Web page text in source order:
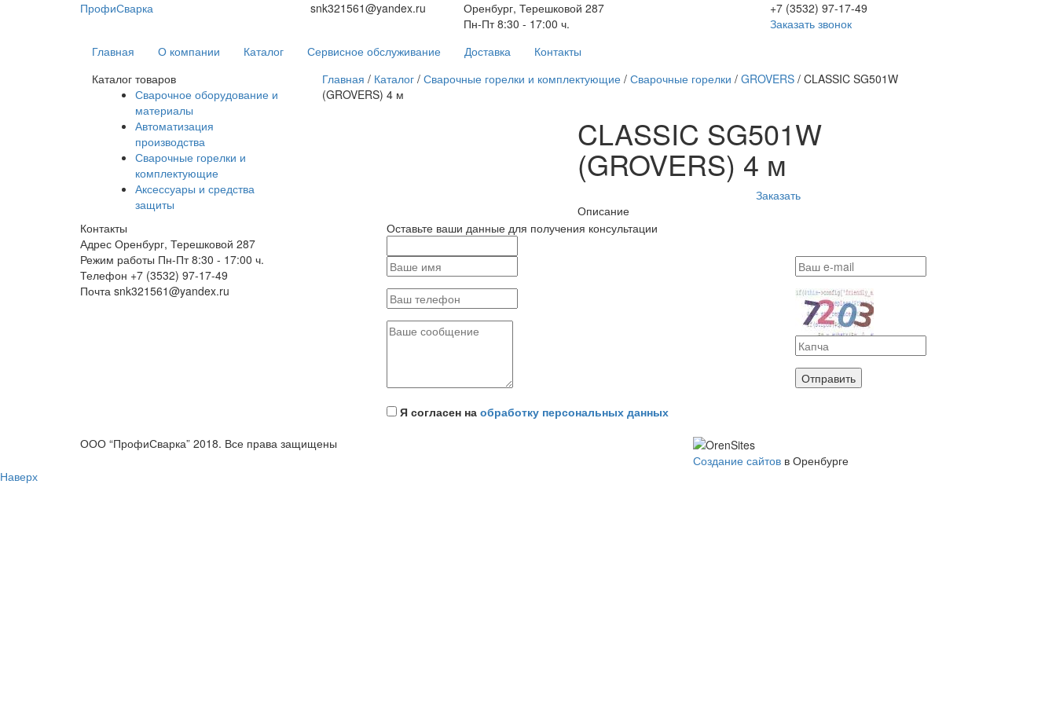
ПрофиСварка snk321561@yandex.ru
Оренбург, Терешковой 287
Пн-Пт 8:30 - 17:00 ч.
+7 (3532) 97-17-49
Заказать звонок
Главная
О компании Каталог Сервисное обслуживание Доставка
Контакты
Каталог товаров
Сварочное оборудование и
материалы
Автоматизация
производства
Сварочные горелки и
комплектующие
Аксессуары и средства
защиты
Главная / Каталог/ Сварочные горелки и комплектующие/ Сварочные горелки / GROVERS/ CLASSIC SG501W
(GROVERS) 4 м
CLASSIC SG501W
(GROVERS) 4 м
Заказать
Описание
Контакты
Адрес Оренбург, Терешковой 287
Режим работы Пн-Пт 8:30 - 17:00 ч.
Телефон +7 (3532) 97-17-49
Почта snk321561@yandex.ru
Оставьте ваши данные для получения консультации
Я согласен на обработку персональных данных
Отправить
ООО “ПрофиСварка” 2018. Все права защищены
Создание сайтов в Оренбурге
Наверх